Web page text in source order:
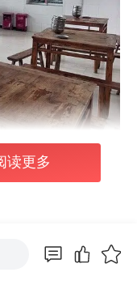
年，受建设年
读更多